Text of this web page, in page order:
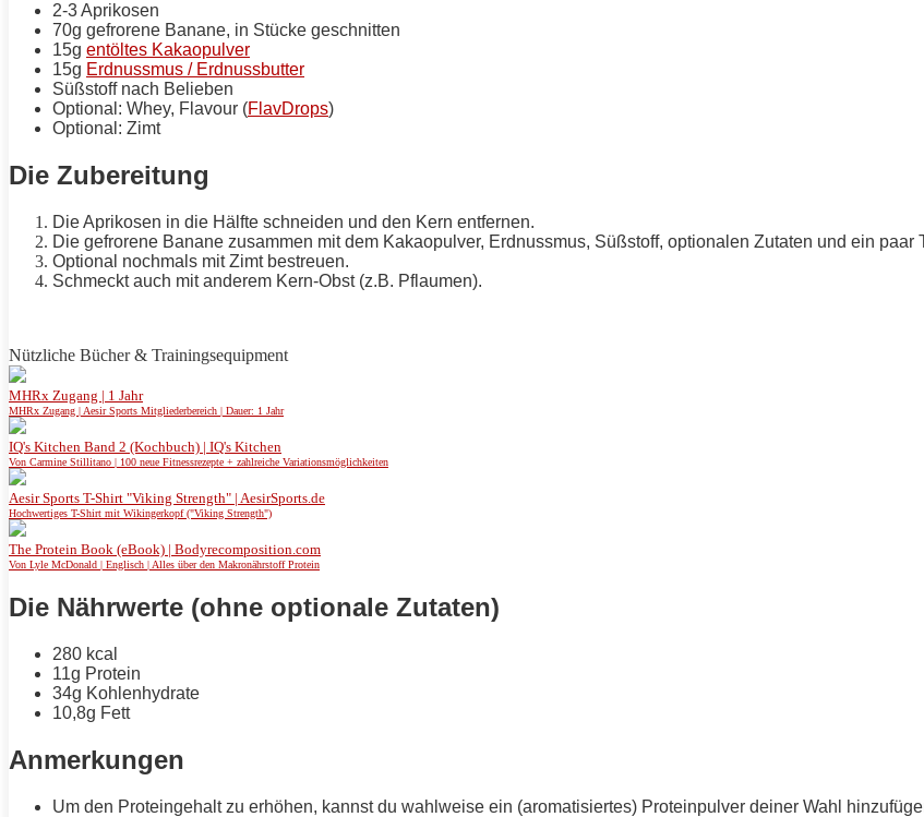
2-3 Aprikosen
70g gefrorene Banane, in Stücke geschnitten
15g entöltes Kakaopulver
15g Erdnussmus / Erdnussbutter
Süßstoff nach Belieben
Optional: Whey, Flavour (FlavDrops)
Optional: Zimt
Die Zubereitung
Die Aprikosen in die Hälfte schneiden und den Kern entfernen.
Die gefrorene Banane zusammen mit dem Kakaopulver, Erdnussmus, Süßstoff, optionalen Zutaten und ein
Optional nochmals mit Zimt bestreuen.
Schmeckt auch mit anderem Kern-Obst (z.B. Pflaumen).
Nützliche Bücher & Trainingsequipment
MHRx Zugang | 1 Jahr
MHRx Zugang | Aesir Sports Mitgliederbereich | Dauer: 1 Jahr
IQ's Kitchen Band 2 (Kochbuch) | IQ's Kitchen
Von Carmine Stillitano | 100 neue Fitnessrezepte + zahlreiche Variationsmöglichkeiten
Aesir Sports T-Shirt "Viking Strength" | AesirSports.de
Hochwertiges T-Shirt mit Wikingerkopf ("Viking Strength")
The Protein Book (eBook) | Bodyrecomposition.com
Von Lyle McDonald | Englisch | Alles über den Makronährstoff Protein
Die Nährwerte (ohne optionale Zutaten)
280 kcal
11g Protein
34g Kohlenhydrate
10,8g Fett
Anmerkungen
Um den Proteingehalt zu erhöhen, kannst du wahlweise ein (aromatisiertes) Proteinpulver deiner Wahl